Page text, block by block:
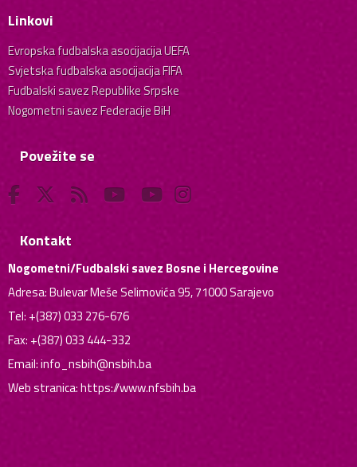
Linkovi
Evropska fudbalska asocijacija UEFA
Svjetska fudbalska asocijacija FIFA
Fudbalski savez Republike Srpske
Nogometni savez Federacije BiH
Povežite se
Kontakt
Nogometni/Fudbalski savez Bosne i Hercegovine
Adresa: Bulevar Meše Selimovića 95, 71000 Sarajevo
Tel: +(387) 033 276-676
Fax: +(387) 033 444-332
Email:info_nsbih@nsbih.ba
Web stranica: https://www.nfsbih.ba